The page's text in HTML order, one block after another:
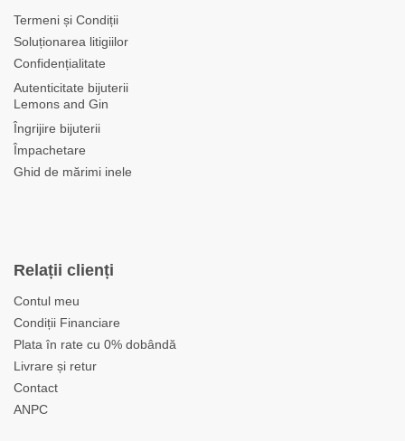
Termeni și Condiții
Soluționarea litigiilor
Confidențialitate
Autenticitate bijuterii
Lemons and Gin
Îngrijire bijuterii
Împachetare
Ghid de mărimi inele
Relații clienți
Contul meu
Condiții Financiare
Plata în rate cu 0% dobândă
Livrare și retur
Contact
ANPC